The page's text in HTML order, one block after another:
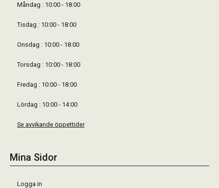
Måndag : 10:00 - 18:00
Tisdag : 10:00 - 18:00
Onsdag : 10:00 - 18:00
Torsdag : 10:00 - 18:00
Fredag : 10:00 - 18:00
Lördag : 10:00 - 14:00
Se avvikande öppettider
Mina Sidor
Logga in